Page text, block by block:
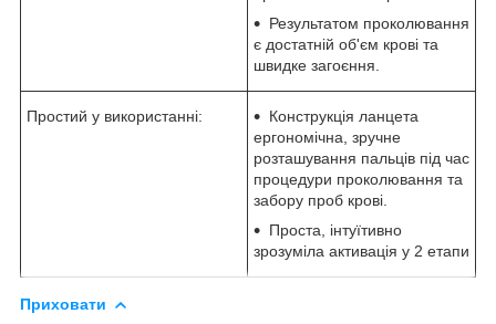
Результатом проколювання
є достатній об'єм крові та
швидке загоєння.
Простий у використанні:
Конструкція ланцета
ергономічна, зручне
розташування пальців під час
процедури проколювання та
забору проб крові.
Проста, інтуїтивно
зрозуміла активація у 2 етапи
Приховати